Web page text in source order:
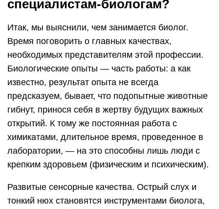
специалистам-биологам?
Итак, мы выяснили, чем занимается биолог.
Время поговорить о главных качествах,
необходимых представителям этой профессии.
Биологические опыты — часть работы: а как
известно, результат опыта не всегда
предсказуем, бывает, что подопытные животные
гибнут, принося себя в жертву будущих важных
открытий. К тому же постоянная работа с
химикатами, длительное время, проведенное в
лаборатории, — на это способны лишь люди с
крепким здоровьем (физическим и психическим).
Развитые сенсорные качества. Острый слух и
тонкий нюх становятся инструментами биолога,